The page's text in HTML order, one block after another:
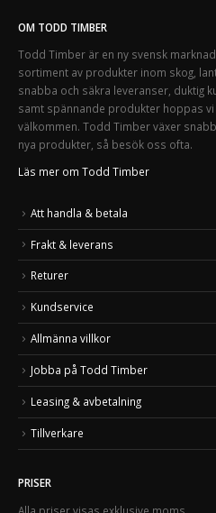
OM TODD TIMBER
Todd Timber är en ny svensk
sortiment av produkter inom skog,
snabba och säkra leveranser, duktig
samt spännande produkter hoppas
välkommen. Todd Timber växer
nya produkter, så besök oss ofta.
Läs mer om Todd Timber
Att handla & betala
Frakt & leverans
Returer
Kundservice
Allmänna villkor
Jobba på Todd Timber
Leasing & avbetalning
Tillverkare
PRISER